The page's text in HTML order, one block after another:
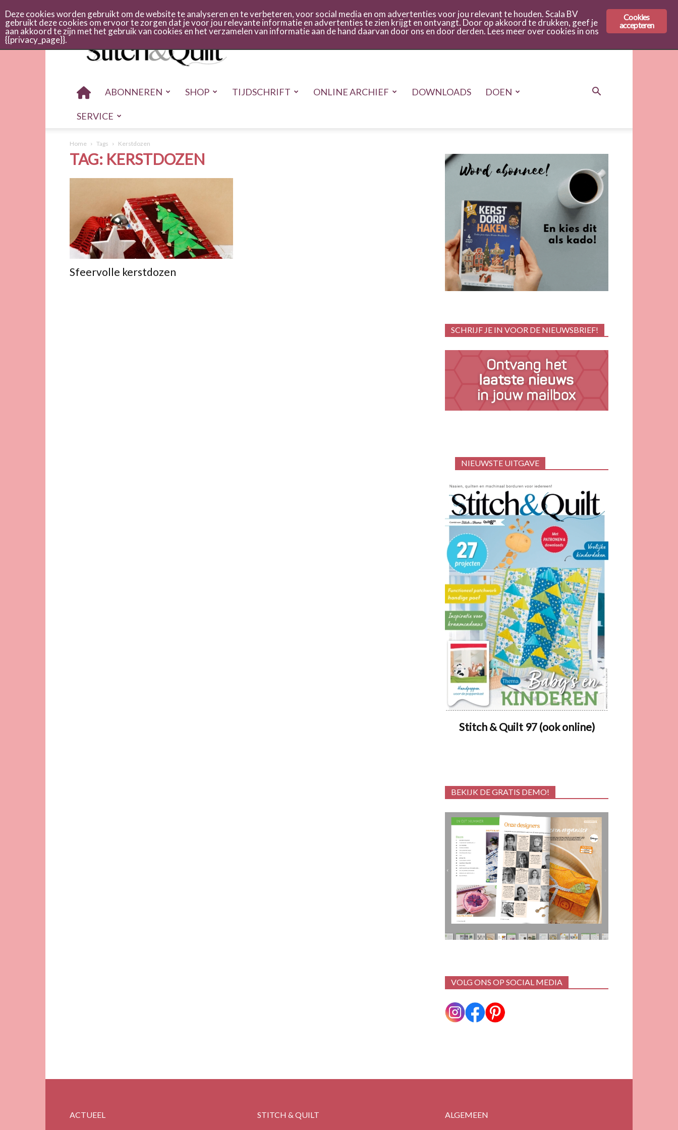
Stitch
quilt
ABONNEREN SHOP TIJDSCHRIFT ONLINE ARCHIEF DOWNLOADS DOEN
SERVICE
Home Tags Kerstdozen
TAG: KERSTDOZEN
Sfeervolle kerstdozen
SCHRIJF JE IN VOOR DE NIEUWSBRIEF!
NIEUWSTE UITGAVE
Stitch & Quilt 97 (ook online)
BEKIJK DE GRATIS DEMO!
VOLG ONS OP SOCIAL MEDIA
ACTUEEL STITCH & QUILT ALGEMEEN
Cookies
accepteren
Deze cookies worden gebruikt om de website te analyseren en te verbeteren, voor social media en om advertenties voor jou relevant te houden. Scala BV
gebruikt deze cookies om ervoor te zorgen dat je voor jou relevante informatie en advertenties te zien krijgt en ontvangt. Door op akkoord te drukken, geef je
aan akkoord te zijn met het gebruik van cookies en het verzamelen van informatie aan de hand daarvan door ons en door derden. Lees meer over cookies in ons
{{privacy_page}}.